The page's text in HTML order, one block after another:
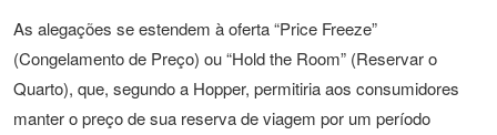
As alegações se estendem à oferta “Price Freeze”
(Congelamento de Preço) ou “Hold the Room” (Reservar o
Quarto), que, segundo a Hopper, permitiria aos consumidores
manter o preço de sua reserva de viagem por um período